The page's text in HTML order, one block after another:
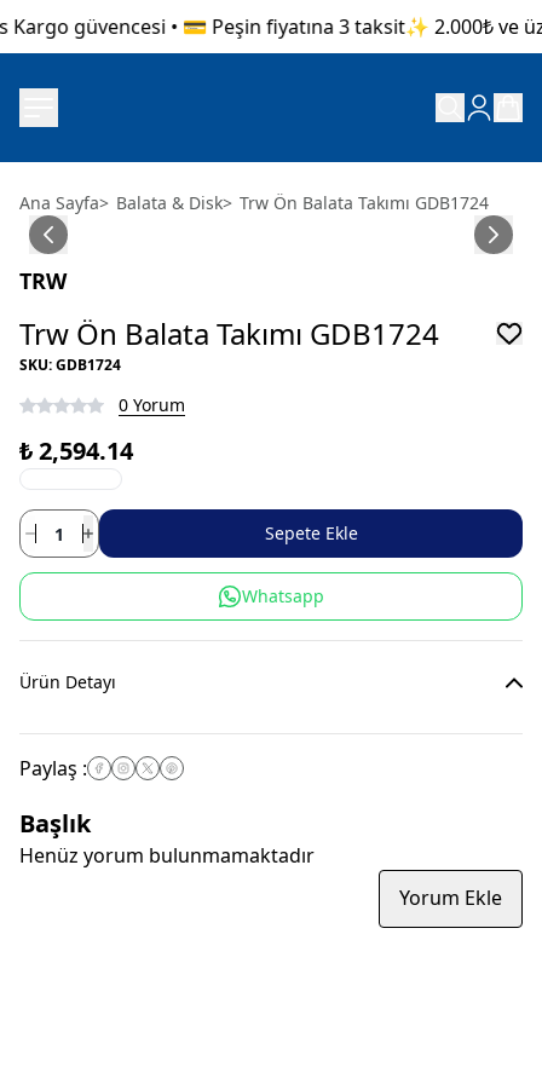
güvencesi • 💳 Peşin fiyatına 3 taksit✨ 2.000₺ ve
Ana Sayfa> Balata & Disk> Trw Ön Balata Takımı GDB1724
TRW
Trw Ön Balata Takımı GDB1724
SKU:GDB1724
0 Yorum
₺ 2,594.14
Sepete Ekle
Whatsapp
Ürün Detayı
Paylaş :
Başlık
Henüz yorum bulunmamaktadır
Yorum Ekle